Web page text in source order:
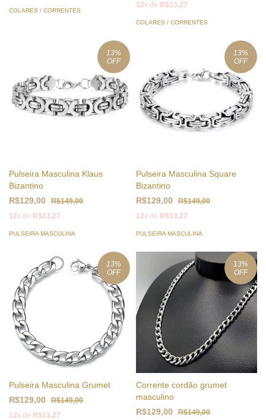
COLARES / CORRENTES
12x de R$13,27
COLARES / CORRENTES
13%
OFF
Pulseira Masculina Klaus
Bizantino
R$129,00
R$149,00
12x de R$13,27
PULSEIRA MASCULINA
13%
OFF
Pulseira Masculina Square
Bizantino
R$129,00
R$149,00
12x de R$13,27
PULSEIRA MASCULINA
13%
OFF
Pulseira Masculina Grumet
R$129,00
R$149,00
12x de R$13,27
13%
OFF
Corrente cordão grumet
masculino
R$129,00
R$149,00